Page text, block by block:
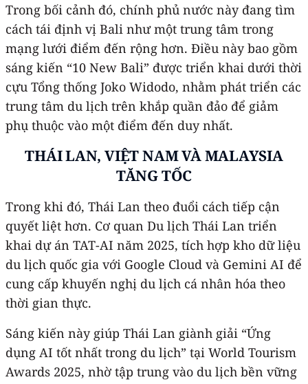
Trong bối cảnh đó, chính phủ nước này đang tìm
cách tái định vị Bali như một trung tâm trong
mạng lưới điểm đến rộng hơn. Điều này bao gồm
sáng kiến “10 New Bali” được triển khai dưới thời
cựu Tổng thống Joko Widodo, nhằm phát triển các
trung tâm du lịch trên khắp quần đảo để giảm
phụ thuộc vào một điểm đến duy nhất.
THÁI LAN, VIỆT NAM VÀ MALAYSIA
TĂNG TỐC
Trong khi đó, Thái Lan theo đuổi cách tiếp cận
quyết liệt hơn. Cơ quan Du lịch Thái Lan triển
khai dự án TAT-AI năm 2025, tích hợp kho dữ liệu
du lịch quốc gia với Google Cloud và Gemini AI để
cung cấp khuyến nghị du lịch cá nhân hóa theo
thời gian thực.
Sáng kiến này giúp Thái Lan giành giải “Ứng
dụng AI tốt nhất trong du lịch” tại World Tourism
Awards 2025, nhờ tập trung vào du lịch bền vững